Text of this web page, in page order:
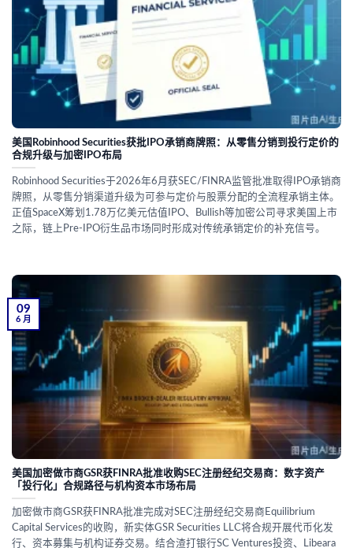
美国Robinhood Securities获批IPO承销商牌照：从零售分销到投行定价的
合规升级与加密IPO布局
Robinhood Securities于2026年6月获SEC/FINRA监管批准取得IPO承销商
牌照，从零售分销渠道升级为可参与定价与股票分配的全流程承销主体。
正值SpaceX筹划1.78万亿美元估值IPO、Bullish等加密公司寻求美国上市
之际，链上Pre-IPO衍生品市场同时形成对传统承销定价的补充信号。
美国加密做市商GSR获FINRA批准收购SEC注册经纪交易商：数字资产
「投行化」合规路径与机构资本市场布局
加密做市商GSR获FINRA批准完成对SEC注册经纪交易商Equilibrium
Capital Services的收购，新实体GSR Securities LLC将合规开展代币化发
行、资本募集与机构证券交易。结合渣打银行SC Ventures投资、Libeara
09
6 月